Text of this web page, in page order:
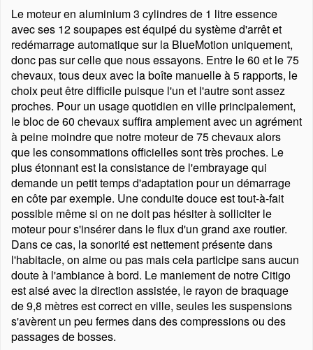
Le moteur en aluminium 3 cylindres de 1 litre essence
avec ses 12 soupapes est équipé du système d'arrêt et
redémarrage automatique sur la BlueMotion uniquement,
donc pas sur celle que nous essayons. Entre le 60 et le 75
chevaux, tous deux avec la boîte manuelle à 5 rapports, le
choix peut être difficile puisque l'un et l'autre sont assez
proches. Pour un usage quotidien en ville principalement,
le bloc de 60 chevaux suffira amplement avec un agrément
à peine moindre que notre moteur de 75 chevaux alors
que les consommations officielles sont très proches. Le
plus étonnant est la consistance de l'embrayage qui
demande un petit temps d'adaptation pour un démarrage
en côte par exemple. Une conduite douce est tout-à-fait
possible même si on ne doit pas hésiter à solliciter le
moteur pour s'insérer dans le flux d'un grand axe routier.
Dans ce cas, la sonorité est nettement présente dans
l'habitacle, on aime ou pas mais cela participe sans aucun
doute à l'ambiance à bord. Le maniement de notre Citigo
est aisé avec la direction assistée, le rayon de braquage
de 9,8 mètres est correct en ville, seules les suspensions
s'avèrent un peu fermes dans des compressions ou des
passages de bosses.